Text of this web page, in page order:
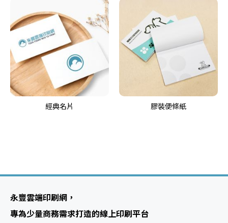
經典名片 膠裝便條紙
永豐雲端印刷網，
專為少量商務需求打造的線上印刷平台